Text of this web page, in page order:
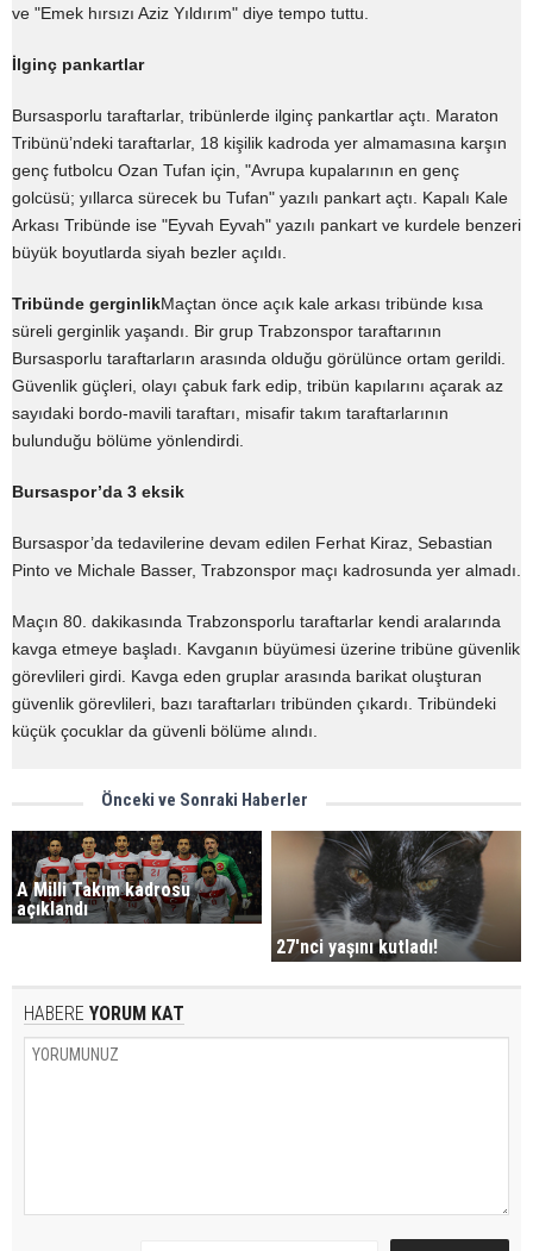
ve "Emek hırsızı Aziz Yıldırım" diye tempo tuttu.
İlginç pankartlar
Bursasporlu taraftarlar, tribünlerde ilginç pankartlar açtı. Maraton
Tribünü’ndeki taraftarlar, 18 kişilik kadroda yer almamasına karşın
genç futbolcu Ozan Tufan için, "Avrupa kupalarının en genç
golcüsü; yıllarca sürecek bu Tufan" yazılı pankart açtı. Kapalı Kale
Arkası Tribünde ise "Eyvah Eyvah" yazılı pankart ve kurdele benzeri
büyük boyutlarda siyah bezler açıldı.
Tribünde gerginlikMaçtan önce açık kale arkası tribünde kısa
süreli gerginlik yaşandı. Bir grup Trabzonspor taraftarının
Bursasporlu taraftarların arasında olduğu görülünce ortam gerildi.
Güvenlik güçleri, olayı çabuk fark edip, tribün kapılarını açarak az
sayıdaki bordo-mavili taraftarı, misafir takım taraftarlarının
bulunduğu bölüme yönlendirdi.
Bursaspor’da 3 eksik
Bursaspor’da tedavilerine devam edilen Ferhat Kiraz, Sebastian
Pinto ve Michale Basser, Trabzonspor maçı kadrosunda yer almadı.
Maçın 80. dakikasında Trabzonsporlu taraftarlar kendi aralarında
kavga etmeye başladı. Kavganın büyümesi üzerine tribüne güvenlik
görevlileri girdi. Kavga eden gruplar arasında barikat oluşturan
güvenlik görevlileri, bazı taraftarları tribünden çıkardı. Tribündeki
küçük çocuklar da güvenli bölüme alındı.
Önceki ve Sonraki Haberler
A Milli Takım kadrosu
açıklandı
27'nci yaşını kutladı!
HABERE YORUM KAT